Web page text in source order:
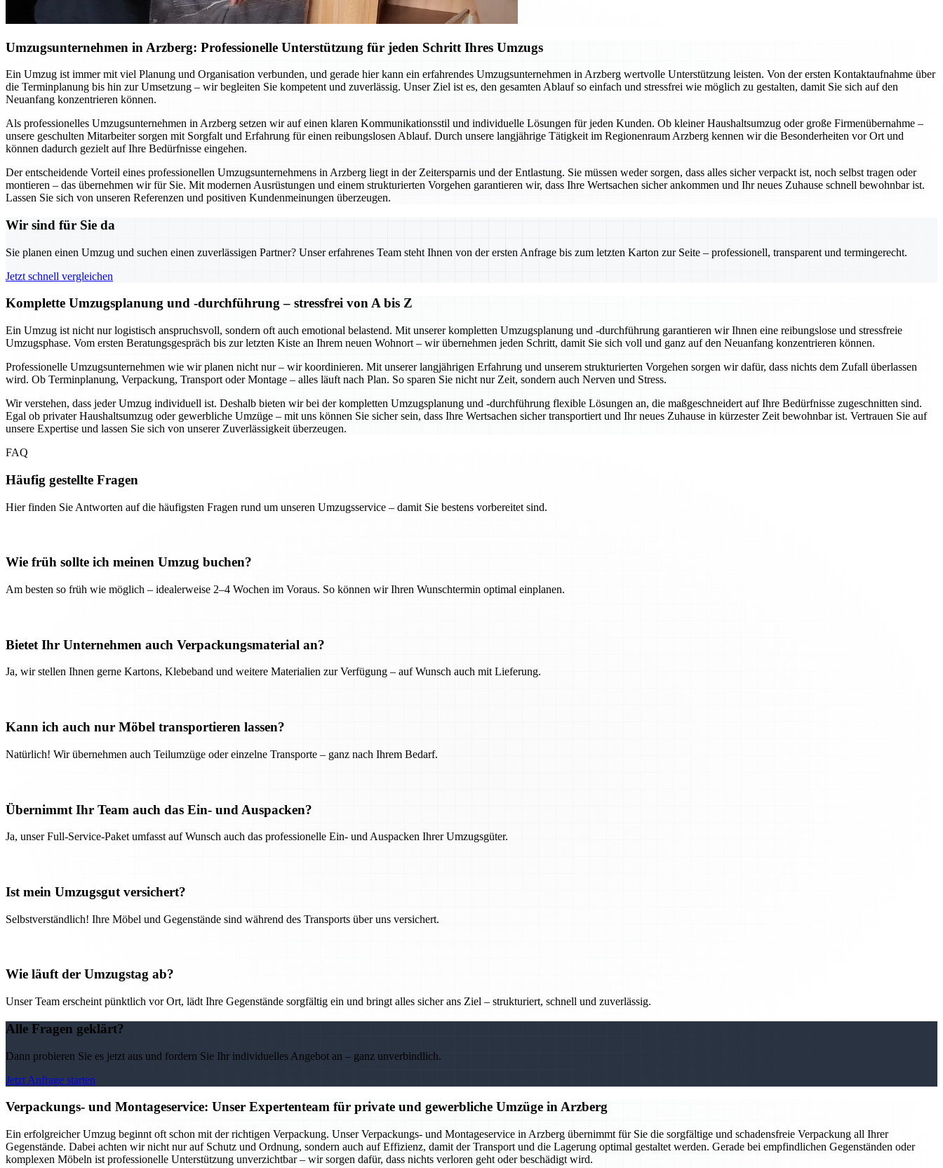
Umzugsunternehmen in Arzberg: Professionelle Unterstützung für jeden Schritt Ihres Umzugs
Ein Umzug ist immer mit viel Planung und Organisation verbunden, und gerade hier kann ein erfahrendes Umzugsunternehmen in Arzberg wertvolle Unterstützung leisten. Von der ersten Kontaktaufnahme über
die Terminplanung bis hin zur Umsetzung – wir begleiten Sie kompetent und zuverlässig. Unser Ziel ist es, den gesamten Ablauf so einfach und stressfrei wie möglich zu gestalten, damit Sie sich auf den
Neuanfang konzentrieren können.
Als professionelles Umzugsunternehmen in Arzberg setzen wir auf einen klaren Kommunikationsstil und individuelle Lösungen für jeden Kunden. Ob kleiner Haushaltsumzug oder große Firmenübernahme –
unsere geschulten Mitarbeiter sorgen mit Sorgfalt und Erfahrung für einen reibungslosen Ablauf. Durch unsere langjährige Tätigkeit im Regionenraum Arzberg kennen wir die Besonderheiten vor Ort und
können dadurch gezielt auf Ihre Bedürfnisse eingehen.
Der entscheidende Vorteil eines professionellen Umzugsunternehmens in Arzberg liegt in der Zeitersparnis und der Entlastung. Sie müssen weder sorgen, dass alles sicher verpackt ist, noch selbst tragen oder
montieren – das übernehmen wir für Sie. Mit modernen Ausrüstungen und einem strukturierten Vorgehen garantieren wir, dass Ihre Wertsachen sicher ankommen und Ihr neues Zuhause schnell bewohnbar ist.
Lassen Sie sich von unseren Referenzen und positiven Kundenmeinungen überzeugen.
Wir sind für Sie da
Sie planen einen Umzug und suchen einen zuverlässigen Partner? Unser erfahrenes Team steht Ihnen von der ersten Anfrage bis zum letzten Karton zur Seite – professionell, transparent und termingerecht.
Jetzt schnell vergleichen
Komplette Umzugsplanung und -durchführung – stressfrei von A bis Z
Ein Umzug ist nicht nur logistisch anspruchsvoll, sondern oft auch emotional belastend. Mit unserer kompletten Umzugsplanung und -durchführung garantieren wir Ihnen eine reibungslose und stressfreie
Umzugsphase. Vom ersten Beratungsgespräch bis zur letzten Kiste an Ihrem neuen Wohnort – wir übernehmen jeden Schritt, damit Sie sich voll und ganz auf den Neuanfang konzentrieren können.
Professionelle Umzugsunternehmen wie wir planen nicht nur – wir koordinieren. Mit unserer langjährigen Erfahrung und unserem strukturierten Vorgehen sorgen wir dafür, dass nichts dem Zufall überlassen
wird. Ob Terminplanung, Verpackung, Transport oder Montage – alles läuft nach Plan. So sparen Sie nicht nur Zeit, sondern auch Nerven und Stress.
Wir verstehen, dass jeder Umzug individuell ist. Deshalb bieten wir bei der kompletten Umzugsplanung und -durchführung flexible Lösungen an, die maßgeschneidert auf Ihre Bedürfnisse zugeschnitten sind.
Egal ob privater Haushaltsumzug oder gewerbliche Umzüge – mit uns können Sie sicher sein, dass Ihre Wertsachen sicher transportiert und Ihr neues Zuhause in kürzester Zeit bewohnbar ist. Vertrauen Sie auf
unsere Expertise und lassen Sie sich von unserer Zuverlässigkeit überzeugen.
FAQ
Häufig gestellte Fragen
Hier finden Sie Antworten auf die häufigsten Fragen rund um unseren Umzugsservice – damit Sie bestens vorbereitet sind.
Wie früh sollte ich meinen Umzug buchen?
Am besten so früh wie möglich – idealerweise 2–4 Wochen im Voraus. So können wir Ihren Wunschtermin optimal einplanen.
Bietet Ihr Unternehmen auch Verpackungsmaterial an?
Ja, wir stellen Ihnen gerne Kartons, Klebeband und weitere Materialien zur Verfügung – auf Wunsch auch mit Lieferung.
Kann ich auch nur Möbel transportieren lassen?
Natürlich! Wir übernehmen auch Teilumzüge oder einzelne Transporte – ganz nach Ihrem Bedarf.
Übernimmt Ihr Team auch das Ein- und Auspacken?
Ja, unser Full-Service-Paket umfasst auf Wunsch auch das professionelle Ein- und Auspacken Ihrer Umzugsgüter.
Ist mein Umzugsgut versichert?
Selbstverständlich! Ihre Möbel und Gegenstände sind während des Transports über uns versichert.
Wie läuft der Umzugstag ab?
Unser Team erscheint pünktlich vor Ort, lädt Ihre Gegenstände sorgfältig ein und bringt alles sicher ans Ziel – strukturiert, schnell und zuverlässig.
Alle Fragen geklärt?
Dann probieren Sie es jetzt aus und fordern Sie Ihr individuelles Angebot an – ganz unverbindlich.
Jetzt Anfrage starten
Verpackungs- und Montageservice: Unser Expertenteam für private und gewerbliche Umzüge in Arzberg
Ein erfolgreicher Umzug beginnt oft schon mit der richtigen Verpackung. Unser Verpackungs- und Montageservice in Arzberg übernimmt für Sie die sorgfältige und schadensfreie Verpackung all Ihrer
Gegenstände. Dabei achten wir nicht nur auf Schutz und Ordnung, sondern auch auf Effizienz, damit der Transport und die Lagerung optimal gestaltet werden. Gerade bei empfindlichen Gegenständen oder
komplexen Möbeln ist professionelle Unterstützung unverzichtbar – wir sorgen dafür, dass nichts verloren geht oder beschädigt wird.